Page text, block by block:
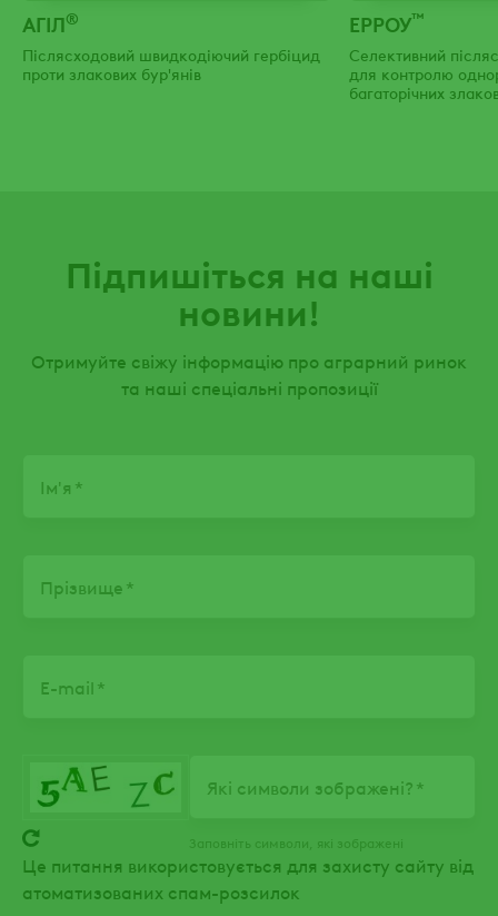
АГІЛ®
Післясходовий швидкодіючий гербіцид
проти злакових бур'янів
ЕРРОУ™
Селективний
для контролю
багаторічних
посівах
Підпишіться на наші
новини!
Отримуйте свіжу інформацію про аграрний ринок
та наші спеціальні пропозиції
Ім'я
Прізвище
E-mail
Які символи зображені?
Заповніть символи, які зображені
Це питання використовується для захисту сайту від
атоматизованих спам-розсилок